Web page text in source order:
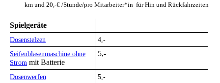
km und 20,-€ /Stunde/pro Mitarbeiter*in für Hin und Rückfahrzeiten
Spielgeräte
Dosenstelzen
4,-
Seifenblasenmaschine ohne
Strom mit Batterie
5,-
Dosenwerfen
5,-